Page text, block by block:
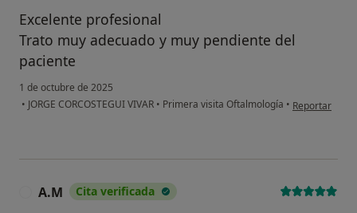
Excelente profesional
Trato muy adecuado y muy pendiente del
paciente
1 de octubre de 2025
• JORGE CORCOSTEGUI VIVAR • Primera visita Oftalmología • en opinión
Reportar
A.M Cita verificada